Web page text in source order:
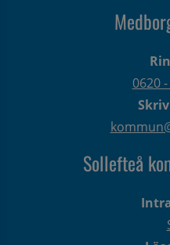
0620
Sollefteå